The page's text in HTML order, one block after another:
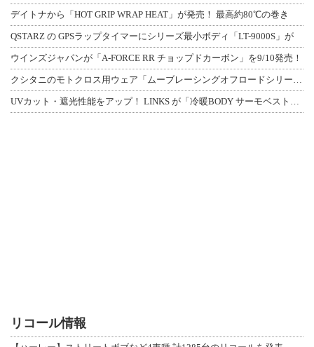
デイトナから「HOT GRIP WRAP HEAT」が発売！ 最高約80℃の巻き
QSTARZ の GPSラップタイマーにシリーズ最小ボディ「LT-9000S」が
ウインズジャパンが「A-FORCE RR チョップドカーボン」を9/10発売！
クシタニのモトクロス用ウェア「ムーブレーシングオフロードシリーズ」3アイテムが登
UVカット・遮光性能をアップ！ LINKS が「冷暖BODY サーモベスト」改良
リコール情報